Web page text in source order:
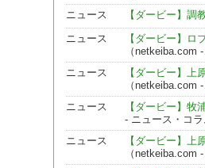
ニュース 【ダービー】
ニュース
【ダービー】ロ
（netkeiba.com
ニュース
【ダービー】
（netkeiba.com
ニュース 【ダービー】
- ニュース・コラ
ニュース
【ダービー】上
（netkeiba.com